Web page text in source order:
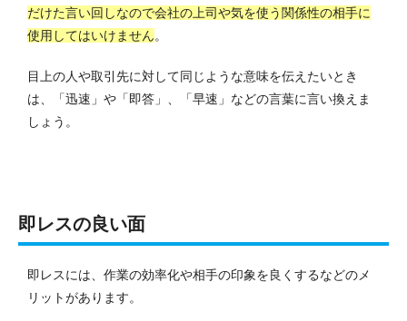
だけた言い回しなので会社の上司や気を使う関係性の相手に
使用してはいけません。
目上の人や取引先に対して同じような意味を伝えたいとき
は、「迅速」や「即答」、「早速」などの言葉に言い換えま
しょう。
即レスの良い面
即レスには、作業の効率化や相手の印象を良くするなどのメ
リットがあります。